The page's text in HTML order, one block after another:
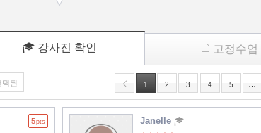
강사진 확인 고정수업
택된 1 2 3 4 5
5pts Janelle